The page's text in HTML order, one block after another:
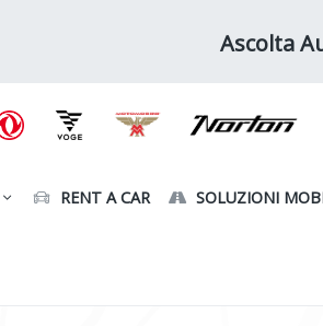
Ascolta
RENT A CAR SOLUZIONI